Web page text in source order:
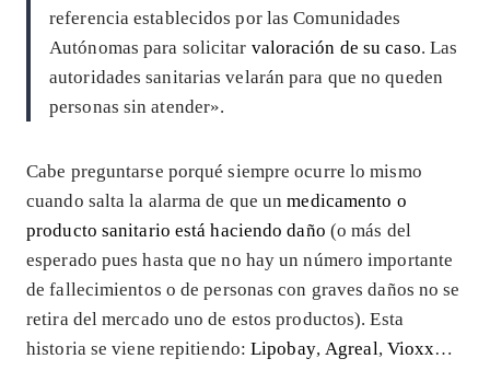
referencia establecidos por las Comunidades
Autónomas para solicitar valoración de su caso. Las
autoridades sanitarias velarán para que no queden
personas sin atender».
Cabe preguntarse porqué siempre ocurre lo mismo
cuando salta la alarma de que unmedicamento o
producto sanitario está haciendo daño (o más del
esperado pues hasta que no hay un número importante
de fallecimientos o de personas con graves daños no se
retira del mercado uno de estos productos). Esta
historia se viene repitiendo:Lipobay, Agreal, Vioxx…